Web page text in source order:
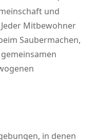
und
Mitbewohner
Saubermachen,
in denen